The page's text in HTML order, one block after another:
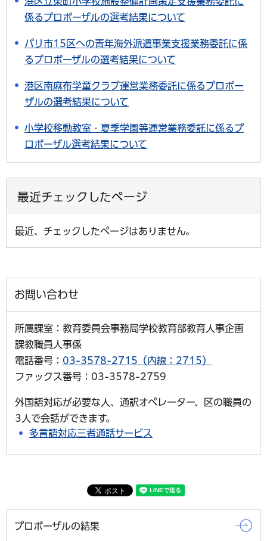
係るプロポーザルの選考結果について
パリ市15区への青年海外派遣事業支援業務委託に係
るプロポーザルの選考結果について
港区南麻布学童クラブ運営業務委託に係るプロポー
ザルの選考結果について
小学校移動教室・夏季学園等運営業務委託に係るプ
ロポーザル選考結果について
最近チェックしたページ
最近、チェックしたページはありません。
お問い合わせ
所属課室：教育委員会事務局学校教育部教育人事企画
課教職員人事係
電話番号： 03-3578-2715（内線：2715）
ファックス番号：03-3578-2759
外国語対応が必要な人、通訳オペレーター、区の職員の
3人で会話ができます。
多言語対応三者通話サービス
プロポーザルの結果